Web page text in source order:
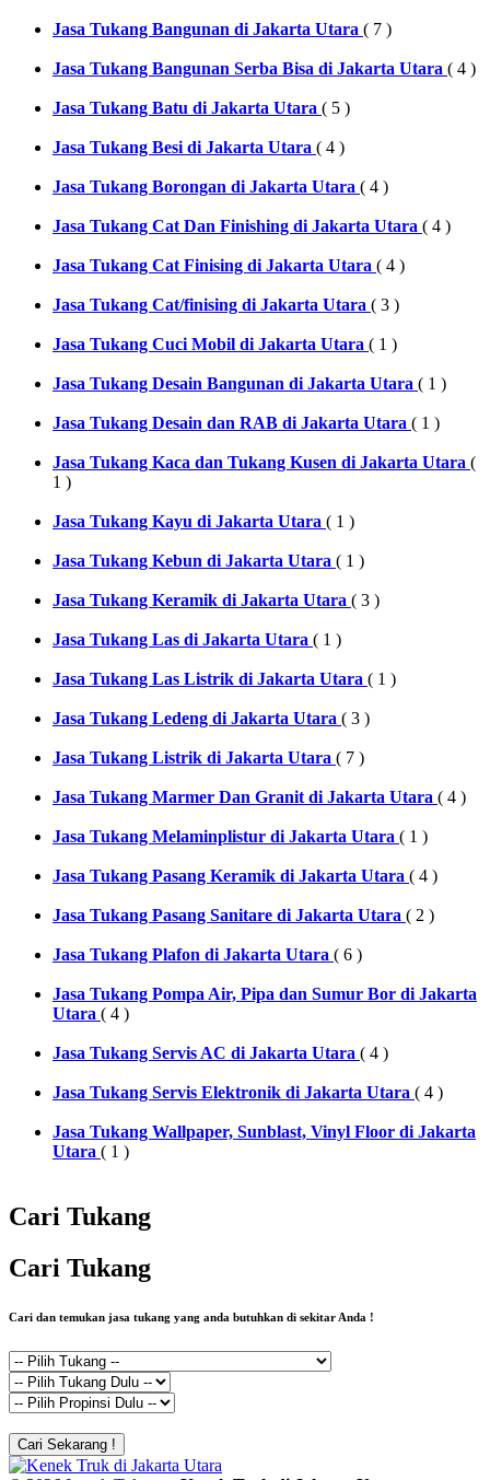
Jasa Tukang Bangunan di Jakarta Utara ( 7 )
Jasa Tukang Bangunan Serba Bisa di Jakarta Utara ( 4 )
Jasa Tukang Batu di Jakarta Utara ( 5 )
Jasa Tukang Besi di Jakarta Utara ( 4 )
Jasa Tukang Borongan di Jakarta Utara ( 4 )
Jasa Tukang Cat Dan Finishing di Jakarta Utara ( 4 )
Jasa Tukang Cat Finising di Jakarta Utara ( 4 )
Jasa Tukang Cat/finising di Jakarta Utara ( 3 )
Jasa Tukang Cuci Mobil di Jakarta Utara ( 1 )
Jasa Tukang Desain Bangunan di Jakarta Utara ( 1 )
Jasa Tukang Desain dan RAB di Jakarta Utara ( 1 )
Jasa Tukang Kaca dan Tukang Kusen di Jakarta Utara (
1 )
Jasa Tukang Kayu di Jakarta Utara ( 1 )
Jasa Tukang Kebun di Jakarta Utara ( 1 )
Jasa Tukang Keramik di Jakarta Utara ( 3 )
Jasa Tukang Las di Jakarta Utara ( 1 )
Jasa Tukang Las Listrik di Jakarta Utara ( 1 )
Jasa Tukang Ledeng di Jakarta Utara ( 3 )
Jasa Tukang Listrik di Jakarta Utara ( 7 )
Jasa Tukang Marmer Dan Granit di Jakarta Utara ( 4 )
Jasa Tukang Melaminplistur di Jakarta Utara ( 1 )
Jasa Tukang Pasang Keramik di Jakarta Utara ( 4 )
Jasa Tukang Pasang Sanitare di Jakarta Utara ( 2 )
Jasa Tukang Plafon di Jakarta Utara ( 6 )
Jasa Tukang Pompa Air, Pipa dan Sumur Bor di Jakarta
Utara ( 4 )
Jasa Tukang Servis AC di Jakarta Utara ( 4 )
Jasa Tukang Servis Elektronik di Jakarta Utara ( 4 )
Jasa Tukang Wallpaper, Sunblast, Vinyl Floor di Jakarta
Utara ( 1 )
Cari Tukang
Cari Tukang
Cari dan temukan jasa tukang yang anda butuhkan di sekitar Anda !
Cari Sekarang !